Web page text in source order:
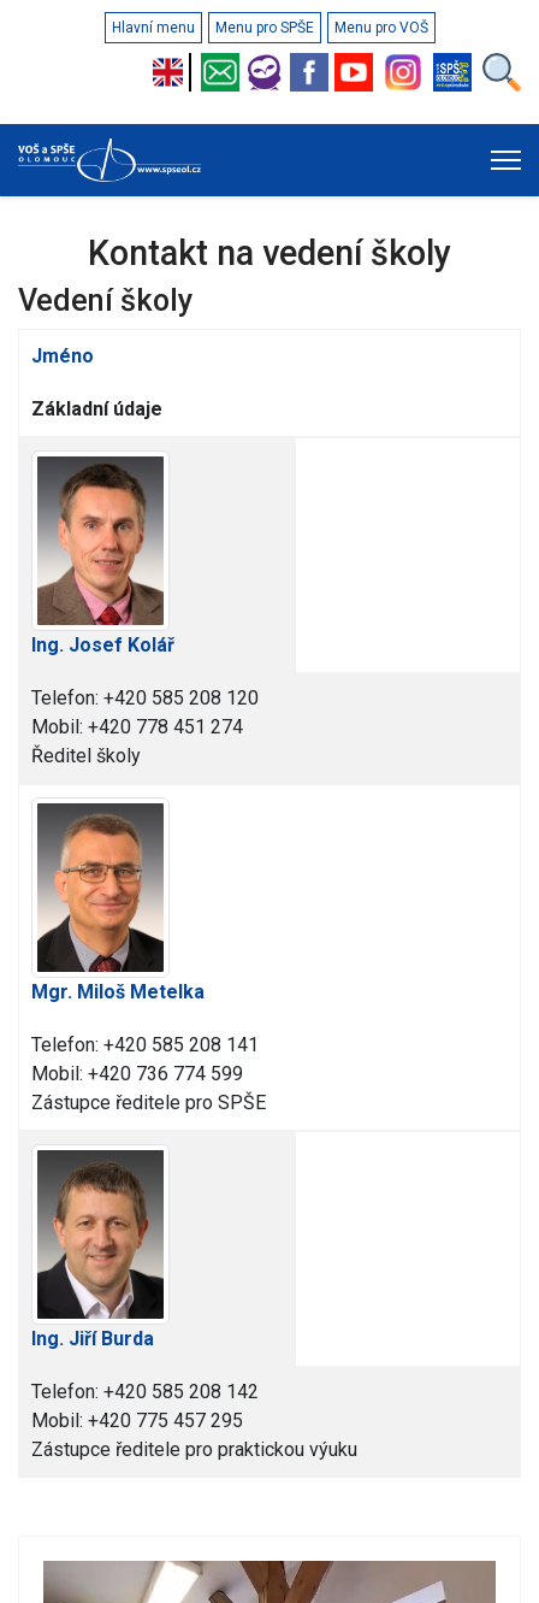
Hlavní menu Menu pro SPŠE Menu pro VOŠ
Kontakt na vedení školy
Vedení školy
Jméno
Základní údaje
Ing. Josef Kolář
Telefon: +420 585 208 120
Mobil: +420 778 451 274
Ředitel školy
Mgr. Miloš Metelka
Telefon: +420 585 208 141
Mobil: +420 736 774 599
Zástupce ředitele pro SPŠE
Ing. Jiří Burda
Telefon: +420 585 208 142
Mobil: +420 775 457 295
Zástupce ředitele pro praktickou výuku